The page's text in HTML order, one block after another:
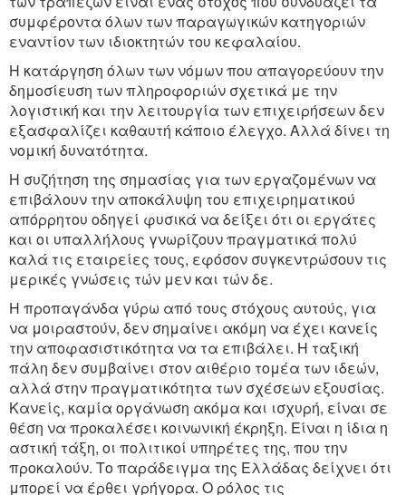
συμφέροντα όλων των παραγωγικών κατηγοριών
εναντίον των ιδιοκτητών του κεφαλαίου.
Η κατάργηση όλων των νόμων που απαγορεύουν την
δημοσίευση των πληροφοριών σχετικά με την
λογιστική και την λειτουργία των επιχειρήσεων δεν
εξασφαλίζει καθαυτή κάποιο έλεγχο. Αλλά δίνει τη
νομική δυνατότητα.
Η συζήτηση της σημασίας για των εργαζομένων να
επιβάλουν την αποκάλυψη του επιχειρηματικού
απόρρητου οδηγεί φυσικά να δείξει ότι οι εργάτες
και οι υπαλλήλους γνωρίζουν πραγματικά πολύ
καλά τις εταιρείες τους, εφόσον συγκεντρώσουν τις
μερικές γνώσεις τών μεν και τών δε.
Η προπαγάνδα γύρω από τους στόχους αυτούς, για
να μοιραστούν, δεν σημαίνει ακόμη να έχει κανείς
την αποφασιστικότητα να τα επιβάλει. Η ταξική
πάλη δεν συμβαίνει στον αιθέριο τομέα των ιδεών,
αλλά στην πραγματικότητα των σχέσεων εξουσίας.
Κανείς, καμία οργάνωση ακόμα και ισχυρή, είναι σε
θέση να προκαλέσει κοινωνική έκρηξη. Είναι η ίδια η
αστική τάξη, οι πολιτικοί υπηρέτες της, που την
προκαλούν. Το παράδειγμα της Ελλάδας δείχνει ότι
μπορεί να έρθει γρήγορα. Ο ρόλος τις